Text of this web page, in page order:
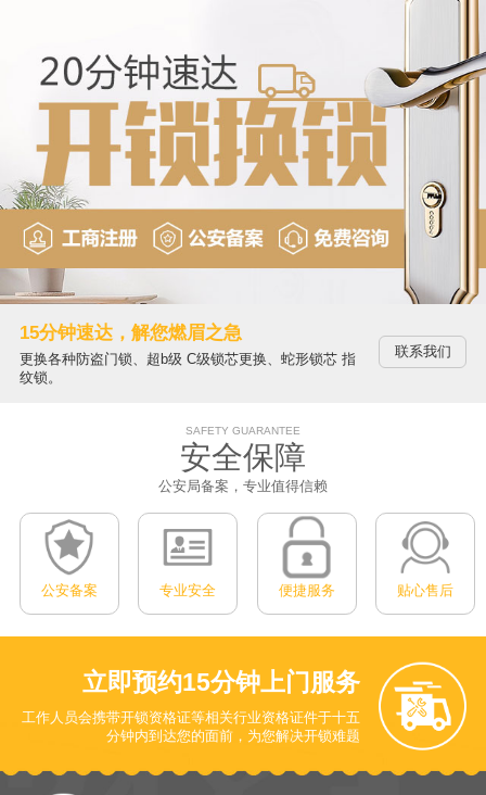
15分钟速达，解您燃眉之急
更换各种防盗门锁、超b级 C级锁芯更换、蛇形锁芯 指
纹锁。
联系我们
SAFETY GUARANTEE
安全保障
公安局备案，专业值得信赖
公安备案 专业安全 便捷服务 贴心售后
立即预约15分钟上门服务
工作人员会携带开锁资格证等相关行业资格证件于十五
分钟内到达您的面前，为您解决开锁难题